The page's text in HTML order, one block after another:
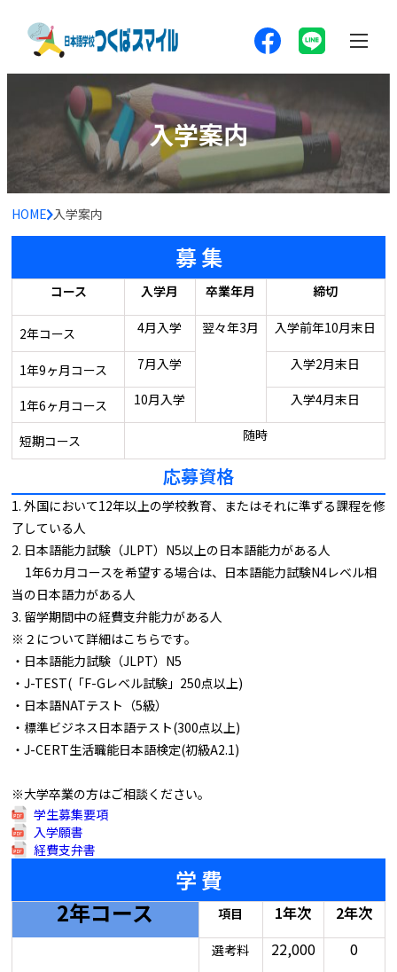
入学案内
HOME 入学案内
募 集
コース 入学月 卒業年月 締切
2年コース
1年9ヶ月コース
1年6ヶ月コース
4月入学
7月入学
10月入学
翌々年3月 入学前年10月末日
入学2月末日
入学4月末日
短期コース 随時
応募資格
1. 外国において12年以上の学校教育、またはそれに準ずる課程を修
了している人
2. 日本語能力試験（JLPT）N5以上の日本語能力がある人
1年6カ月コースを希望する場合は、日本語能力試験N4レベル相
当の日本語力がある人
3. 留学期間中の経費支弁能力がある人
※２について詳細はこちらです。
・日本語能力試験（JLPT）N5
・J-TEST(「F-Gレベル試験」250点以上)
・日本語NATテスト（5級）
・標準ビジネス日本語テスト(300点以上)
・J-CERT生活職能日本語検定(初級A2.1)
※大学卒業の方はご相談ください。
学生募集要項
入学願書
経費支弁書
学 費
2年コース
項目 1年次 2年次
選考料 22,000 0